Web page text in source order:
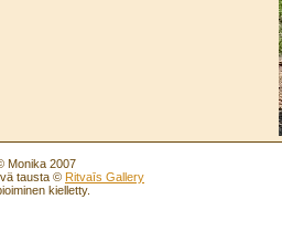
Monika 2007
tausta © Ritvaīs Gallery
kielletty.